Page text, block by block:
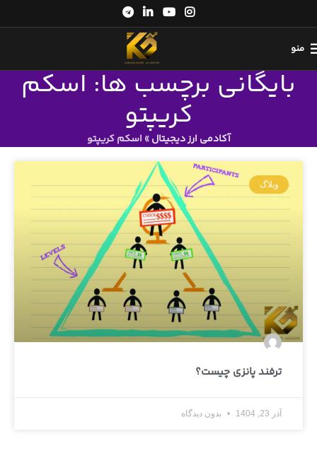
منو
بایگانی برچسب ها: اسکم
کریپتو
آکادمی ارز دیجیتال» اسکم کریپتو
وبلاگ
ترفند پانزی چیست؟
آذر 23, 1404 بدون دیدگاه